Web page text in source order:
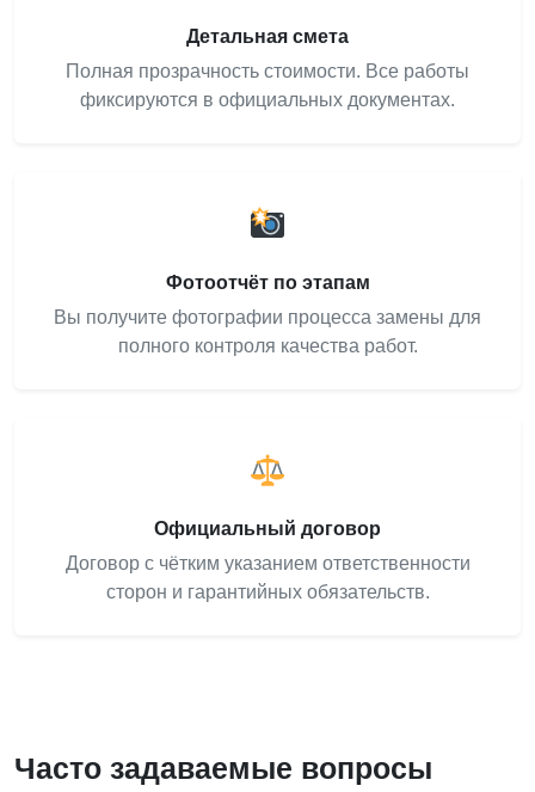
Детальная смета
Полная прозрачность стоимости. Все работы
фиксируются в официальных документах.
Фотоотчёт по этапам
Вы получите фотографии процесса замены для
полного контроля качества работ.
Официальный договор
Договор с чётким указанием ответственности
сторон и гарантийных обязательств.
Часто задаваемые вопросы